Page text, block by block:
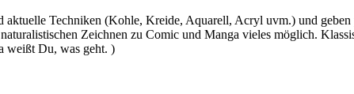
Techniken (Kohle, Kreide, Aquarell, Acryl uvm.) und
Zeichnen zu Comic und Manga vieles möglich.
weißt Du, was geht. )